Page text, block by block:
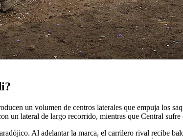
un volumen de centros laterales que empuja los
un lateral de largo recorrido, mientras que Central
Al adelantar la marca, el carrilero rival recibe